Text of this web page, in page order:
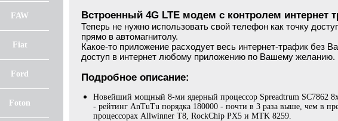
FAW
Fiat
Ford
Foton
Встроенный 4G LTE модем с контролем интернет
Теперь не нужно использовать свой телефон как точку
прямо в автомагнитолу.
Какое-то приложение расходует весь интернет-трафик без
доступ в интернет любому приложению по Вашему желанию.
Подробное описание:
Новейший мощный 8-ми ядерный процессор Spreadtrum SC7862
- рейтинг AnTuTu порядка 180000 - почти в 3 раза выше, чем в
процессорах Allwinner T8, RockChip PX5 и MTK 8259.